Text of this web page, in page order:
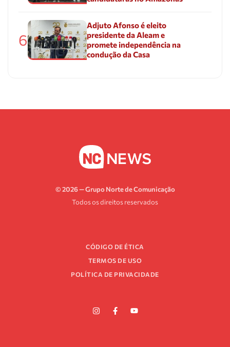
6
Adjuto Afonso é eleito
presidente da Aleam e
promete independência na
condução da Casa
© 2026 — Grupo Norte de Comunicação
Todos os direitos reservados
CÓDIGO DE ÉTICA
TERMOS DE USO
POLÍTICA DE PRIVACIDADE